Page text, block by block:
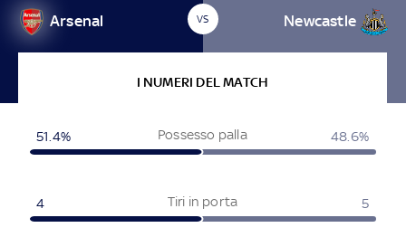
Arsenal VS Newcastle
I NUMERI DEL MATCH
Possesso palla
51.4% 48.6%
Tiri in porta
4 5